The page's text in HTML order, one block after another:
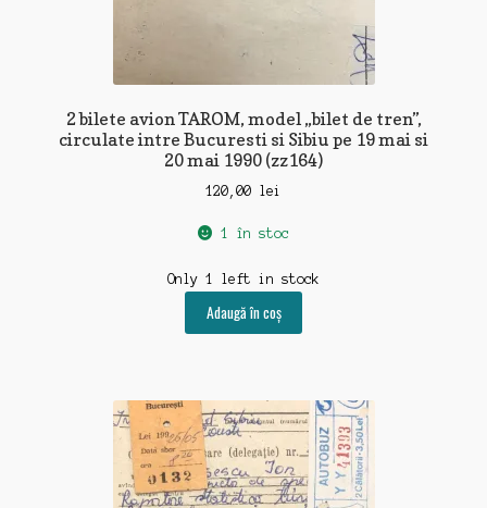
2 bilete avion TAROM, model „bilet de tren”,
circulate intre Bucuresti si Sibiu pe 19 mai si
20 mai 1990 (zz164)
120,00 lei
1 în stoc
Only 1 left in stock
Adaugă în coș